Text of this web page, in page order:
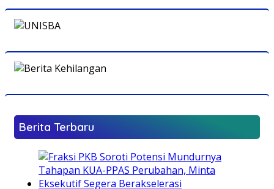
Berita Terbaru